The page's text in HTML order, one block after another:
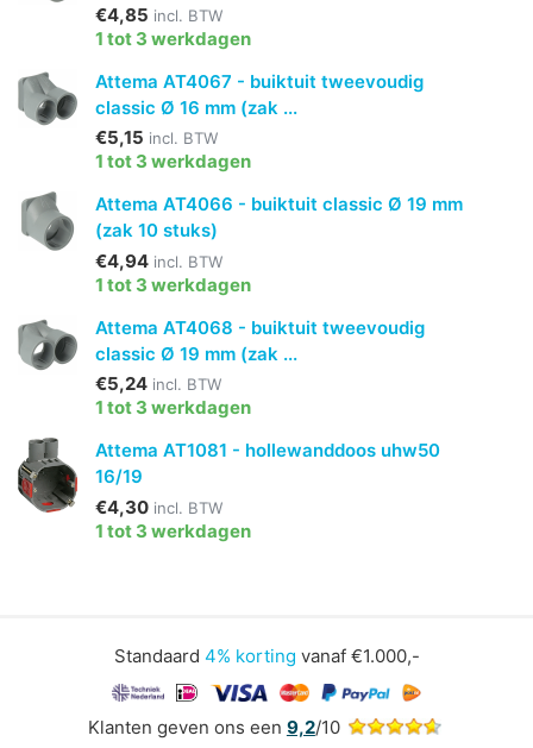
€4,85 incl. BTW
1 tot 3 werkdagen
Attema AT4067 - buiktuit tweevoudig
classic Ø 16 mm (zak ...
€5,15 incl. BTW
1 tot 3 werkdagen
Attema AT4066 - buiktuit classic Ø 19 mm
(zak 10 stuks)
€4,94 incl. BTW
1 tot 3 werkdagen
Attema AT4068 - buiktuit tweevoudig
classic Ø 19 mm (zak ...
€5,24 incl. BTW
1 tot 3 werkdagen
Attema AT1081 - hollewanddoos uhw50
16/19
€4,30 incl. BTW
1 tot 3 werkdagen
Standaard 4% korting vanaf €1.000,-
Klanten geven ons een 9,2/10